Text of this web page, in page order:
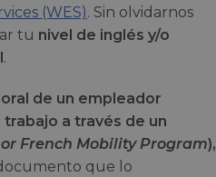
(WES). Sin olvidarnos
tu nivel de inglés y/o
.
de un empleador
trabajo a través de un
or French Mobility Program),
que lo